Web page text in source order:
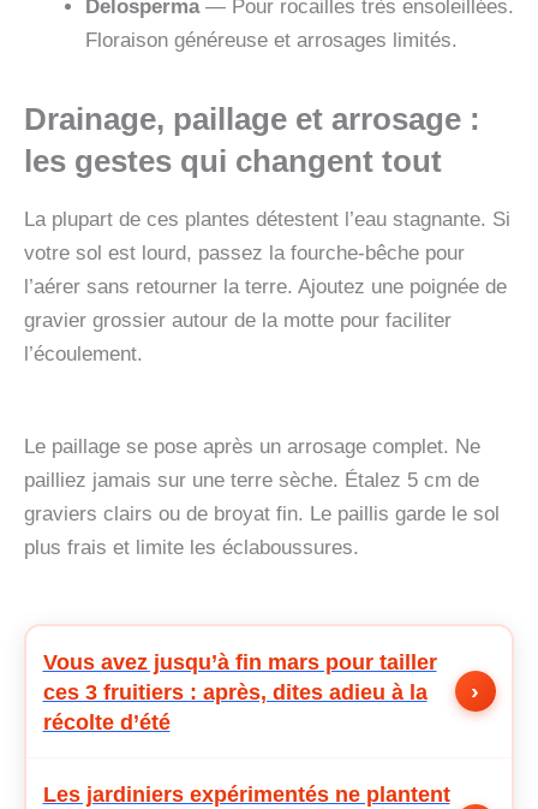
Delosperma— Pour rocailles très ensoleillées.
Floraison généreuse et arrosages limités.
Drainage, paillage et arrosage :
les gestes qui changent tout
La plupart de ces plantes détestent l’eau stagnante. Si
votre sol est lourd, passez la fourche-bêche pour
l’aérer sans retourner la terre. Ajoutez une poignée de
gravier grossier autour de la motte pour faciliter
l’écoulement.
Le paillage se pose après un arrosage complet. Ne
pailliez jamais sur une terre sèche. Étalez 5 cm de
graviers clairs ou de broyat fin. Le paillis garde le sol
plus frais et limite les éclaboussures.
Vous avez jusqu’à fin mars pour tailler
ces 3 fruitiers : après, dites adieu à la
récolte d’été
›
Les jardiniers expérimentés ne plantent